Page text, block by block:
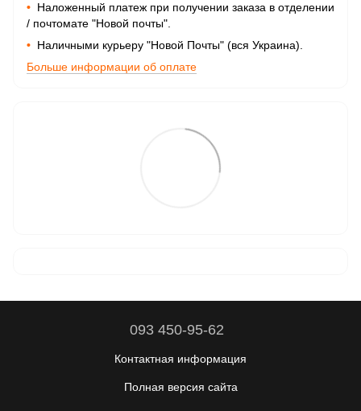
• Наложенный платеж при получении заказа в отделении
/ почтомате "Новой почты".
• Наличными курьеру "Новой Почты" (вся Украина).
Больше информации об оплате
093 450-95-62
Контактная информация
Полная версия сайта